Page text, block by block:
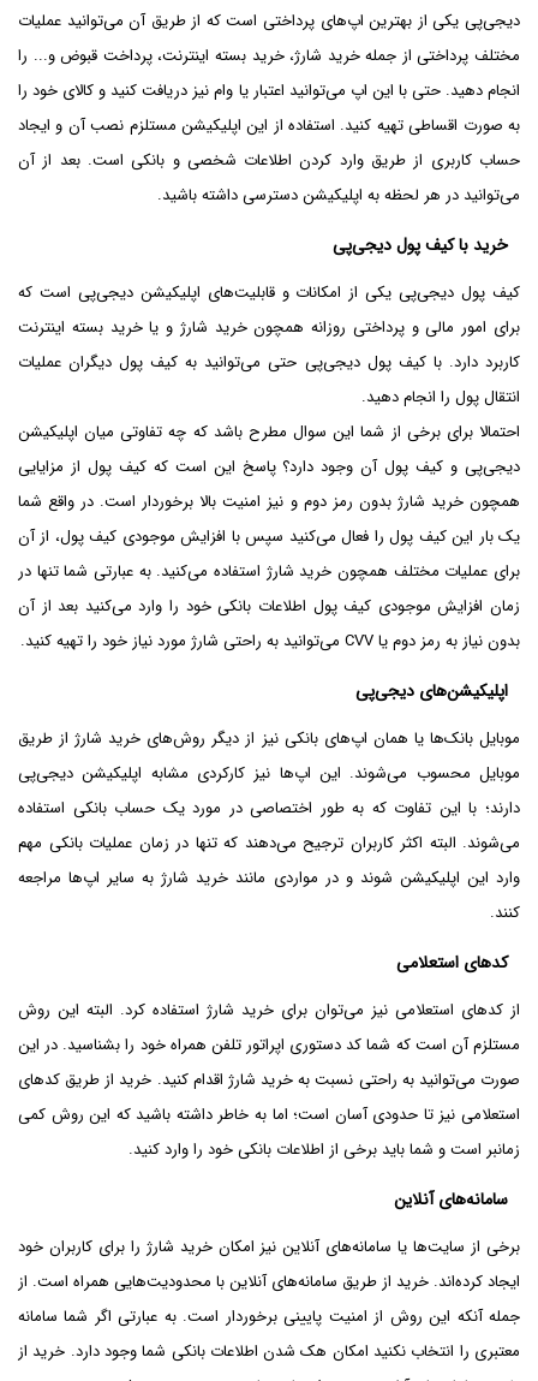
دیجی‌پی یکی از بهترین‌ اپ‌های پرداختی است که از طریق آن می‌توانید عملیات
مختلف پرداختی از جمله خرید شارژ، خرید بسته اینترنت، پرداخت قبوض و... را
انجام دهید. حتی با این اپ می‌توانید اعتبار یا وام نیز دریافت کنید و کالای خود را
به صورت اقساطی تهیه کنید. استفاده از این اپلیکیشن مستلزم نصب آن و ایجاد
حساب کاربری از طریق وارد کردن اطلاعات شخصی و بانکی است. بعد از آن
می‌توانید در هر لحظه به اپلیکیشن دسترسی داشته باشید.
خرید با کیف پول دیجی‌پی
کیف پول دیجی‌پی یکی از امکانات و قابلیت‌های اپلیکیشن دیجی‌پی است که
برای امور مالی و پرداختی روزانه همچون خرید شارژ و یا خرید بسته اینترنت
کاربرد دارد. با کیف پول دیجی‌پی حتی می‌توانید به کیف پول دیگران عملیات
انتقال پول را انجام دهید.
احتمالا برای برخی از شما این سوال مطرح باشد که چه تفاوتی میان اپلیکیشن
دیجی‌پی و کیف پول آن وجود دارد؟ پاسخ این است که کیف پول از مزایایی
همچون خرید شارژ بدون رمز دوم و نیز امنیت بالا برخوردار است. در واقع شما
یک بار این کیف پول را فعال می‌کنید سپس با افزایش موجودی کیف پول، از آن
برای عملیات مختلف همچون خرید شارژ استفاده می‌کنید. به عبارتی شما تنها در
زمان افزایش موجودی کیف پول اطلاعات بانکی خود را وارد می‌کنید بعد از آن
بدون نیاز به رمز دوم یا CVV می‌توانید به راحتی شارژ مورد نیاز خود را تهیه کنید.
اپلیکیشن‌های دیجی‌پی
موبایل بانک‌ها یا همان اپ‌های بانکی نیز از دیگر روش‌های خرید شارژ از طریق
موبایل محسوب می‌شوند. این اپ‌ها نیز کارکردی مشابه اپلیکیشن دیجی‌پی
دارند؛ با این تفاوت که به طور اختصاصی در مورد یک حساب بانکی استفاده
می‌شوند. البته اکثر کاربران ترجیح می‌دهند که تنها در زمان عملیات بانکی مهم
وارد این اپلیکیشن شوند و در مواردی مانند خرید شارژ به سایر اپ‌ها مراجعه
کنند.
کدهای استعلامی
از کدهای استعلامی نیز می‌توان برای خرید شارژ استفاده کرد. البته این روش
مستلزم آن است که شما کد دستوری اپراتور تلفن همراه خود را بشناسید. در این
صورت می‌توانید به راحتی نسبت به خرید شارژ اقدام کنید. خرید از طریق کدهای
استعلامی نیز تا حدودی آسان است؛ اما به خاطر داشته باشید که این روش کمی
زمانبر است و شما باید برخی از اطلاعات بانکی خود را وارد کنید.
سامانه‌های آنلاین
برخی از سایت‌ها یا سامانه‌های آنلاین نیز امکان خرید شارژ را برای کاربران خود
ایجاد کرده‌اند. خرید از طریق سامانه‌های آنلاین با محدودیت‌هایی همراه است. از
جمله آنکه این روش از امنیت پایینی برخوردار است. به عبارتی اگر شما سامانه
معتبری را انتخاب نکنید امکان هک شدن اطلاعات بانکی شما وجود دارد. خرید از